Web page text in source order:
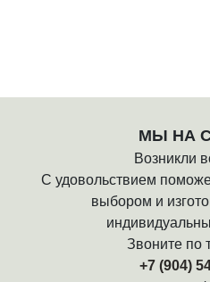
МЫ НА
Возникли
С удовольствием
выбором и
Звоните по
+7 (904)